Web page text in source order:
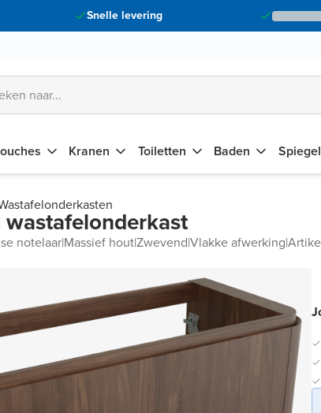
Snelle levering
Kranen Toiletten Baden
notelaar|Massief hout|Zwevend|Vlakke afwerking|